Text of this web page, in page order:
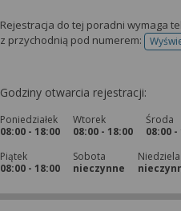
Rejestracja do tej poradni wymaga
z przychodnią pod numerem:
Godziny otwarcia rejestracji:
Poniedziałek
08:00 - 18:00
Wtorek
08:00 - 18:00
Środa
08:00 -
Piątek
08:00 - 18:00
Sobota
nieczynne
Niedziela